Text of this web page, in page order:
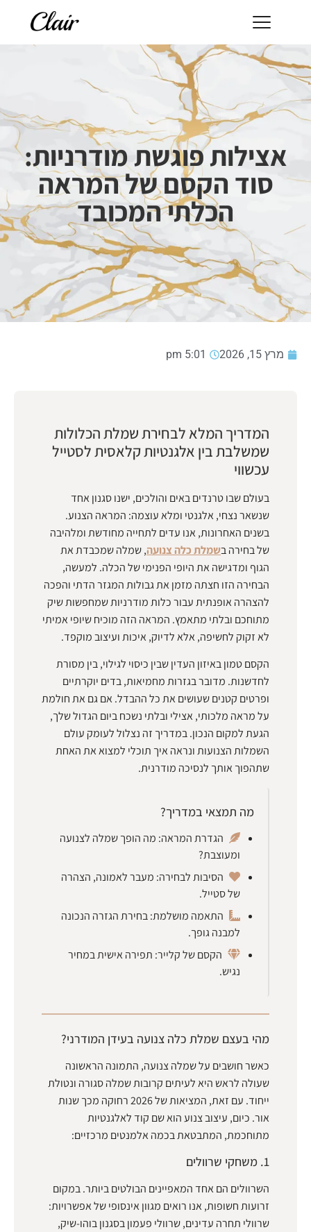
אצילות פוגשת מודרניות:
סוד הקסם של המראה
הכלתי המכובד
מרץ 15, 2026 5:01 pm
המדריך המלא לבחירת שמלת הכלולות
שמשלבת בין אלגנטיות קלאסית לסטייל
עכשווי
בעולם שבו טרנדים באים והולכים, ישנו סגנון אחד
שנשאר נצחי, אלגנטי ומלא עוצמה: המראה הצנוע.
בשנים האחרונות, אנו עדים לתחייה מחודשת ומלהיבה
של בחירה בשמלת כלה צנועה, שמלה שמכבדת את
הגוף ומדגישה את היופי הפנימי של הכלה. למעשה,
הבחירה הזו חצתה מזמן את גבולות המגזר הדתי והפכה
להצהרה אופנתית עבור כלות מודרניות שמחפשות שיק
מתוחכם ובלתי מתאמץ. המראה הזה מוכיח שיופי אמיתי
לא זקוק לחשיפה, אלא לדיוק, איכות ועיצוב מוקפד.
הקסם טמון באיזון העדין שבין כיסוי לגילוי, בין מסורת
לחדשנות. מדובר בגזרות מחמיאות, בדים יוקרתיים
ופרטים קטנים שעושים את כל ההבדל. אם גם את חולמת
על מראה מלכותי, אצילי ובלתי נשכח ביום הגדול שלך,
הגעת למקום הנכון. במדריך זה נצלול לעומק עולם
השמלות הצנועות ונראה איך תוכלי למצוא את האחת
שתהפוך אותך לנסיכה מודרנית.
מה תמצאי במדריך?
הגדרת המראה: מה הופך שמלה לצנועה
ומעוצבת?
הסיבות לבחירה: מעבר לאמונה, הצהרה
של סטייל.
התאמה מושלמת: בחירת הגזרה הנכונה
למבנה גופך.
הקסם של קלייר: תפירה אישית במחיר
נגיש.
מהי בעצם שמלת כלה צנועה בעידן המודרני?
כאשר חושבים על שמלה צנועה, התמונה הראשונה
שעולה לראש היא לעיתים קרובות שמלה סגורה ונטולת
ייחוד. עם זאת, המציאות של 2026 רחוקה מכך שנות
אור. כיום, עיצוב צנוע הוא שם קוד לאלגנטיות
מתוחכמת, המתבטאת בכמה אלמנטים מרכזיים:
1. משחקי שרוולים
השרוולים הם אחד המאפיינים הבולטים ביותר. במקום
זרועות חשופות, אנו רואים מגוון אינסופי של אפשרויות:
שרוולי תחרה עדינים, שרוולי פעמון בסגנון בוהו-שיק,